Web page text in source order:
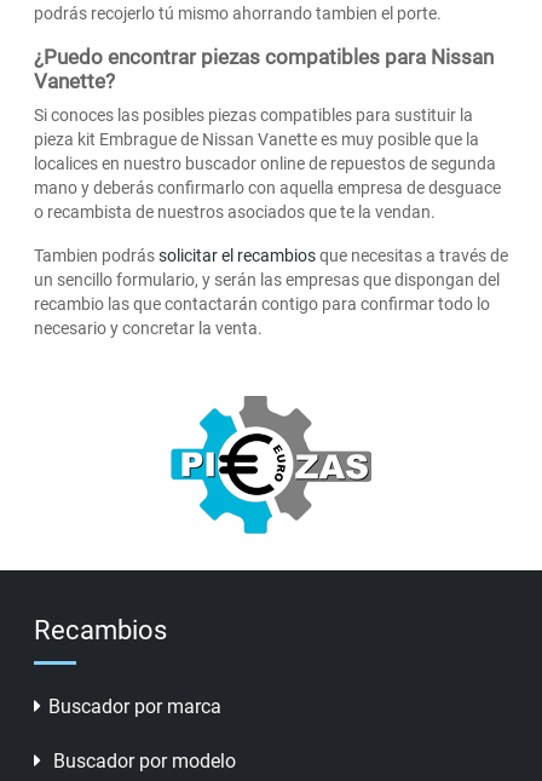
podrás recojerlo tú mismo ahorrando tambien el porte.
¿Puedo encontrar piezas compatibles para Nissan
Vanette?
Si conoces las posibles piezas compatibles para sustituir la
pieza kit Embrague de Nissan Vanette es muy posible que la
localices en nuestro buscador online de repuestos de segunda
mano y deberás confirmarlo con aquella empresa de desguace
o recambista de nuestros asociados que te la vendan.
Tambien podrássolicitar el recambiosque necesitas a través de
un sencillo formulario, y serán las empresas que dispongan del
recambio las que contactarán contigo para confirmar todo lo
necesario y concretar la venta.
Recambios
Buscador por marca
Buscador por modelo